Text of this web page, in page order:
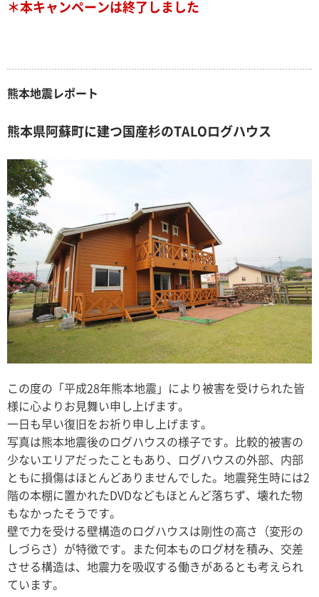
＊本キャンペーンは終了しました
熊本地震レポート
熊本県阿蘇町に建つ国産杉のTALOログハウス
この度の「平成28年熊本地震」により被害を受けられた皆
様に心よりお見舞い申し上げます。
一日も早い復旧をお祈り申し上げます。
写真は熊本地震後のログハウスの様子です。比較的被害の
少ないエリアだったこともあり、ログハウスの外部、内部
ともに損傷はほとんどありませんでした。地震発生時には2
階の本棚に置かれたDVDなどもほとんど落ちず、壊れた物
もなかったそうです。
壁で力を受ける壁構造のログハウスは剛性の高さ（変形の
しづらさ）が特徴です。また何本ものログ材を積み、交差
させる構造は、地震力を吸収する働きがあるとも考えられ
ています。